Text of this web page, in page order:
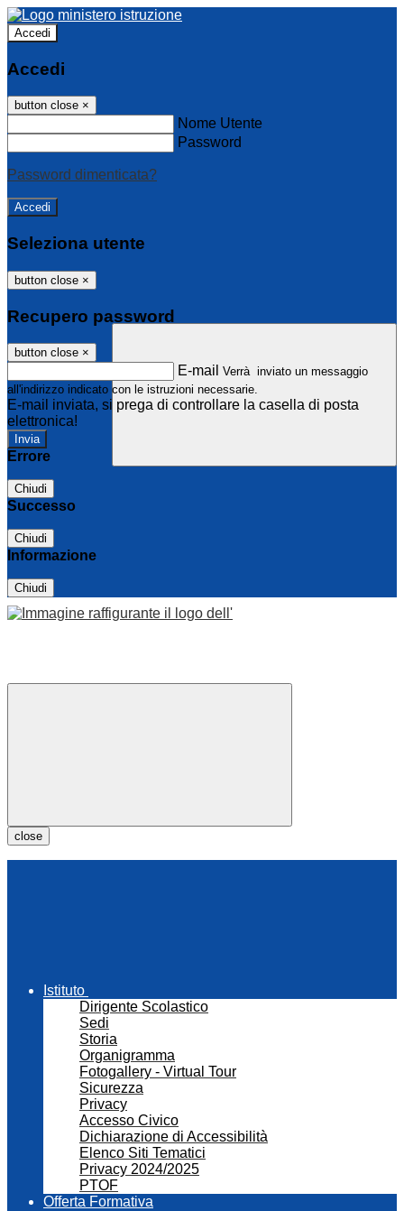
Accedi
Accedi
button close ×
Nome Utente
Password
Password dimenticata?
Seleziona utente
button close ×
Recupero password
button close ×
E-mail Verrà inviato un messaggio
all'indirizzo indicato con le istruzioni necessarie.
E-mail inviata, si prega di controllare la casella di posta
elettronica!
Errore
Chiudi
Successo
Chiudi
Informazione
Chiudi
close
Istituto
Dirigente Scolastico
Sedi
Storia
Organigramma
Fotogallery - Virtual Tour
Sicurezza
Privacy
Accesso Civico
Dichiarazione di Accessibilità
Elenco Siti Tematici
Privacy 2024/2025
PTOF
Offerta Formativa